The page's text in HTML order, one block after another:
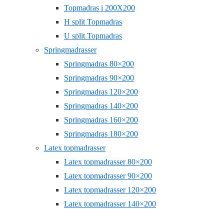
Topmadras i 200X200
H split Topmadras
U split Topmadras
Springmadrasser
Springmadras 80×200
Springmadras 90×200
Springmadras 120×200
Springmadras 140×200
Springmadras 160×200
Springmadras 180×200
Latex topmadrasser
Latex topmadrasser 80×200
Latex topmadrasser 90×200
Latex topmadrasser 120×200
Latex topmadrasser 140×200